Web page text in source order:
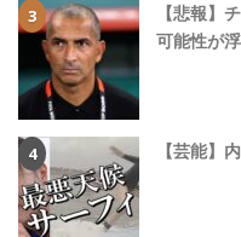
【悲報】
可能性が
【芸能】